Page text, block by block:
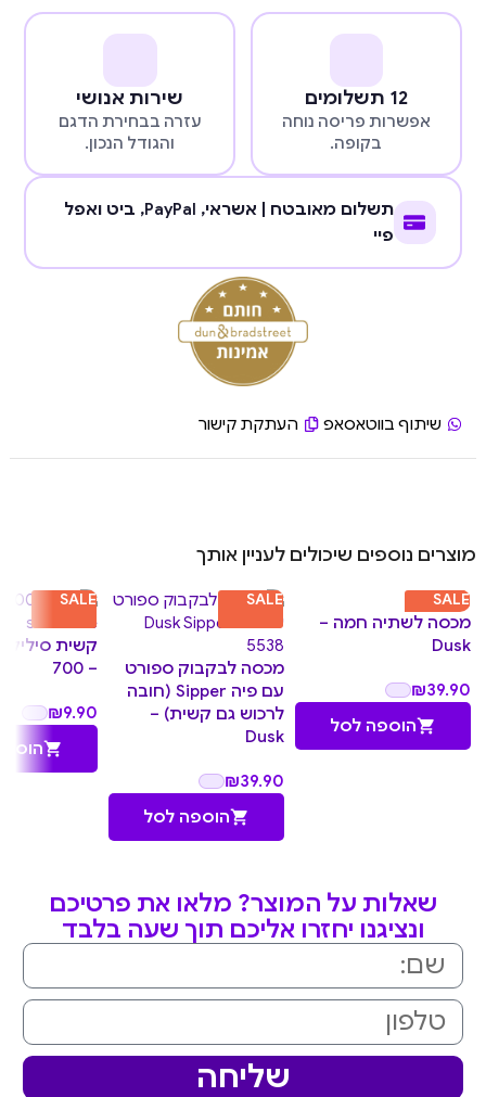
12 תשלומים
אפשרות פריסה נוחה
בקופה.
שירות אנושי
עזרה בבחירת הדגם
והגודל הנכון.
תשלום מאובטח | אשראי, PayPal, ביט ואפל
פיי
שיתוף בווטאסאפ העתקת קישור
מוצרים נוספים שיכולים לעניין אותך
SALE
מכסה לשתיה חמה –
Dusk
₪39.90
הוספה לסל
SALE
מכסה לבקבוק ספורט
עם פיה Sipper (חובה
לרכוש גם קשית) –
Dusk
₪39.90
הוספה לסל
SALE
קשית
– 700
₪9.90
שאלות על המוצר? מלאו את פרטיכם
ונציגנו יחזרו אליכם תוך שעה בלבד
שליחה